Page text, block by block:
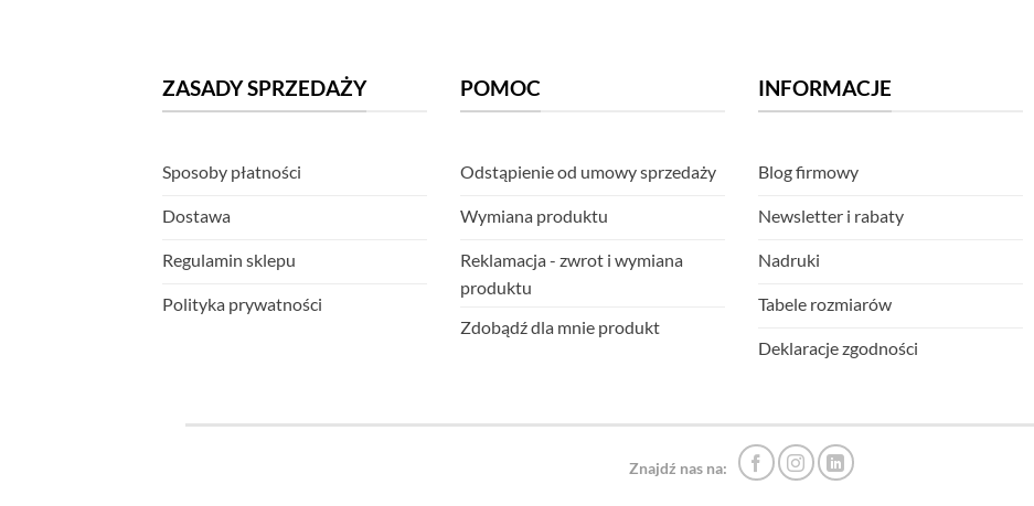
ZASADY SPRZEDAŻY
Sposoby płatności
Dostawa
Regulamin sklepu
Polityka prywatności
POMOC
Odstąpienie od umowy sprzedaży
Wymiana produktu
Reklamacja - zwrot i wymiana
produktu
Zdobądź dla mnie produkt
INFORMACJE
Blog firmowy
Newsletter i rabaty
Nadruki
Tabele rozmiarów
Deklaracje zgodności
Znajdź nas na: